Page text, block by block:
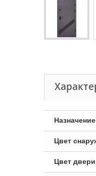
Назначение
Цвет
Цвет двери